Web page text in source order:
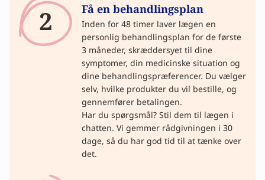
2 Få en behandlingsplan
Inden for 48 timer laver lægen en
personlig behandlingsplan for de første
3 måneder, skræddersyet til dine
symptomer, din medicinske situation og
dine behandlingspræferencer. Du vælger
selv, hvilke produkter du vil bestille, og
gennemfører betalingen.
Har du spørgsmål? Stil dem til lægen i
chatten. Vi gemmer rådgivningen i 30
dage, så du har god tid til at tænke over
det.